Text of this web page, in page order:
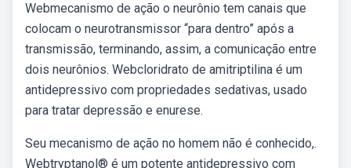
Webmecanismo de ação o neurônio tem canais que
colocam o neurotransmissor “para dentro” após a
transmissão, terminando, assim, a comunicação entre
dois neurônios. Webcloridrato de amitriptilina é um
antidepressivo com propriedades sedativas, usado
para tratar depressão e enurese.
Seu mecanismo de ação no homem não é conhecido,.
Webtryptanol® é um potente antidepressivo com